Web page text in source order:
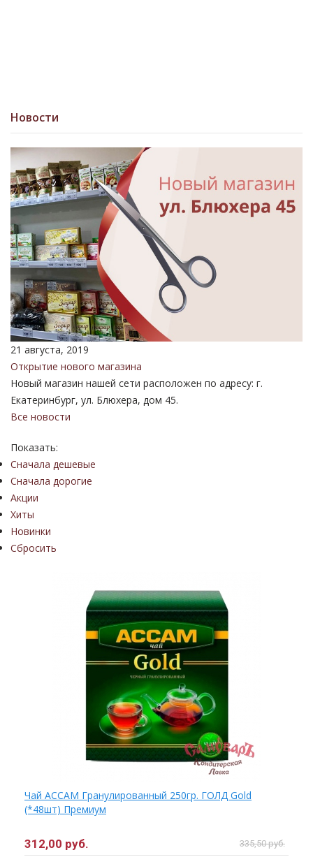
Новости
21 августа, 2019
Открытие нового магазина
Новый магазин нашей сети расположен по адресу: г.
Екатеринбург, ул. Блюхера, дом 45.
Все новости
Показать:
Сначала дешевые
Сначала дорогие
Акции
Хиты
Новинки
Сбросить
Чай АССАМ Гранулированный 250гр. ГОЛД Gold
(*48шт) Премиум
312,00 руб. 335,50 руб.